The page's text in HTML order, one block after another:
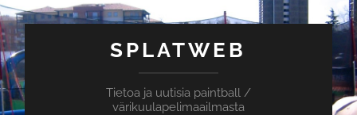
SPLATWEB
Tietoa ja uutisia paintball /
värikuulapelimaailmasta